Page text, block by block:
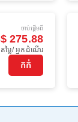
ចាប់ផ្ដើមពី
275.88
តម្លៃ/ អ្នកដំណើរ
កក់